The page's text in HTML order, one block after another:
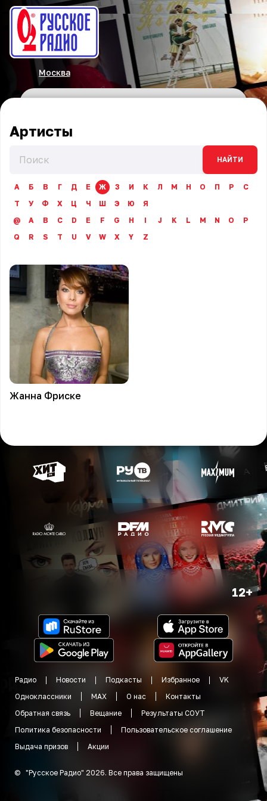
Москва
Артисты
НАЙТИ
А Б В Г Д Е Ж З И К Л М Н О П Р
С
Т
У Ф Х Ц Ч Ш Э Ю
Я
@
A B C D E F G H I J K L M N O
P
Q
R S T U V W X Y Z
Жанна Фриске
12+
Радио Новости Подкасты Избранное
VK
Одноклассники
MAX О нас
Контакты
Обратная связь
Вещание
Результаты СОУТ
Политика безопасности
Пользовательское соглашение
Выдача призов
Акции
© "Русское Радио" 2026. Все права защищены